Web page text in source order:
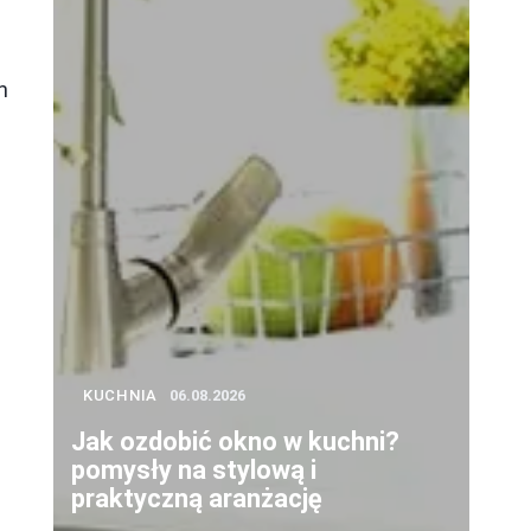
KUCHNIA 06.08.2026
Jak ozdobić okno w kuchni?
pomysły na stylową i
praktyczną aranżację